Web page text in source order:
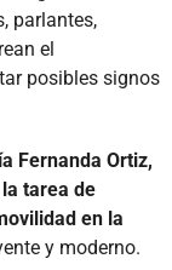
parlantes,
el
posibles signos
Fernanda Ortiz,
tarea de
en la
y moderno.